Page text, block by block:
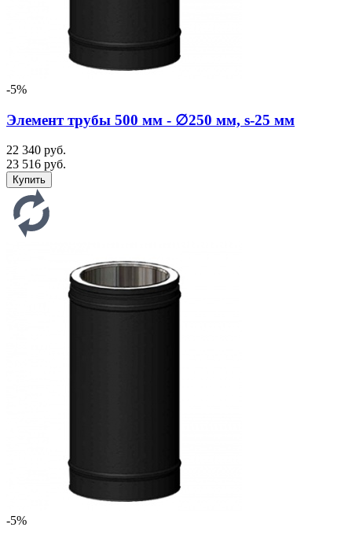
-5%
Элемент трубы 500 мм - ∅250 мм, s-25 мм
22 340 руб.
23 516 руб.
-5%